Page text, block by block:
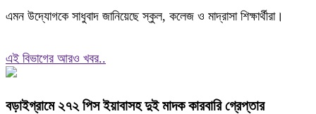
এমন উদ্যোগকে সাধুবাদ জানিয়েছে স্কুল, কলেজ ও মাদ্রাসা শিক্ষার্থীরা।
এই বিভাগের আরও খবর..
বড়াইগ্রামে ২৭২ পিস ইয়াবাসহ দুই মাদক কারবারি গ্রেপ্তার